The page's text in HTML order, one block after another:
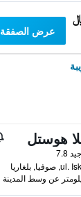
عرض الصفقة
هوستل
جيد 7.8